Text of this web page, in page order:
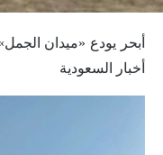
أبحر يودع «ميدان
أخبار السعودية